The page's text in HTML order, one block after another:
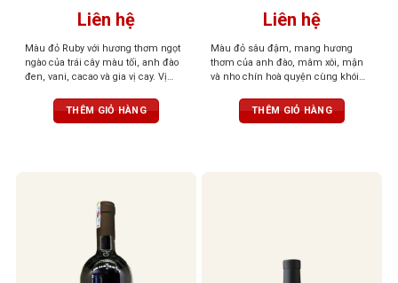
Liên hệ
Màu đỏ Ruby với hương thơm ngọt
ngào của trái cây màu tối, anh đào
đen, vani, cacao và gia vị cay. Vị
tannin mịn và mượt, cân bằng,
thanh lịch
THÊM GIỎ HÀNG
Liên hệ
Màu đỏ sâu đậm, mang hương
thơm của anh đào, mâm xôi, mận
và nho chín hoà quyện cùng khói
THÊM GIỎ HÀNG